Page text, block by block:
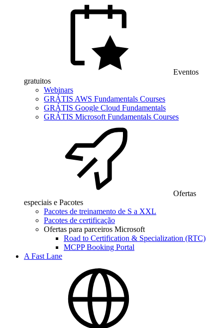
Eventos
gratuitos
Webinars
GRÁTIS AWS Fundamentals Courses
GRÁTIS Google Cloud Fundamentals
GRÁTIS Microsoft Fundamentals Courses
Ofertas
especiais e Pacotes
Pacotes de treinamento de S a XXL
Pacotes de certificação
Ofertas para parceiros Microsoft
Road to Certification & Specialization (RTC)
MCPP Booking Portal
A Fast Lane